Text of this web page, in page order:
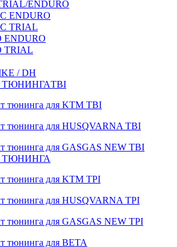
ENDURO
ENDURO
TRIAL
ENDURO
TRIAL
/ DH
TBI
тюнинга для KTM TBI
тюнинга для HUSQVARNA TBI
тюнинга для GASGAS NEW TBI
тюнинга для KTM TPI
тюнинга для HUSQVARNA TPI
тюнинга для GASGAS NEW TPI
тюнинга для BETA